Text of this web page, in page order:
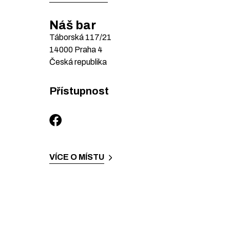
Náš bar
Táborská 117/21
14000 Praha 4
Česká republika
Přístupnost
VÍCE O MÍSTU